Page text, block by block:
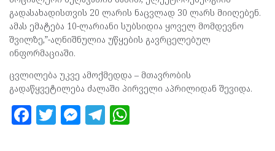
გადასახადისთვის 20 ლარის ნაცვლად 30 ლარს მიიღებენ.
ამას ემატება 10-ლარიანი სუბსიდია ყოველ მომდევნო
შვილზე,”-აღნიშნულია უწყების გავრცელებულ
ინფორმაციაში.
ცვლილება უკვე ამოქმედდა – მთავრობის
გადაწყვეტილება ძალაში პირველი აპრილიდან შევიდა.
F
a
T
w
M
es
T
el